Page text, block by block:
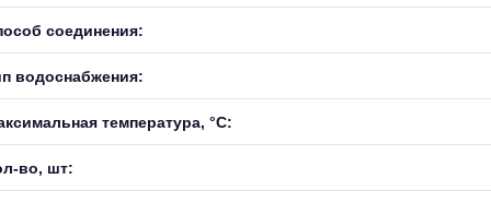
соединения:
водоснабжения:
температура, °С:
во, шт: